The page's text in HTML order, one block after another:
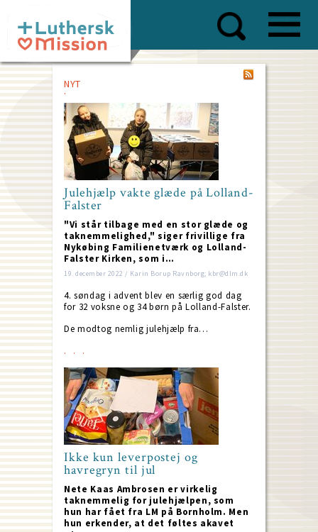
main
content
NYT
Julehjælp vakte glæde på Lolland-
Falster
"Vi står tilbage med en stor glæde og
taknemmelighed," siger frivillige fra
Nykøbing Familienetværk og Lolland-
Falster Kirken, som i…
19. december 2022 / Karin Borup Ravnborg; kbr@dlm.dk
4. søndag i advent blev en særlig god dag
for 32 voksne og 34 børn på Lolland-Falster.
De modtog nemlig julehjælp fra…
Ikke kun leverpostej og
havregryn til jul
Nete Kaas Ambrosen er virkelig
taknemmelig for julehjælpen, som
hun har fået fra LM på Bornholm. Men
hun erkender, at det føltes akavet